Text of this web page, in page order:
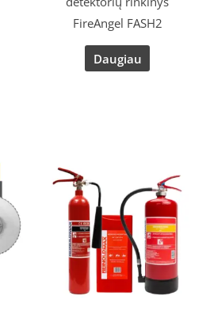
FireAngel FASH2
Daugiau